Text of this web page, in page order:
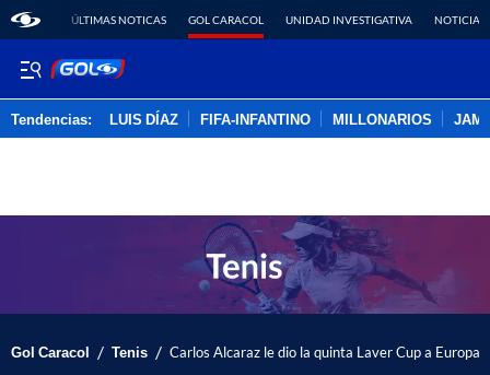
ÚLTIMAS NOTICAS GOL CARACOL UNIDAD INVESTIGATIVA NOTICIAS
Tendencias: LUIS DÍAZ FIFA-INFANTINO MILLONARIOS
Gol Caracol / Tenis / Carlos Alcaraz le dio la quinta Laver Cup a Europa: